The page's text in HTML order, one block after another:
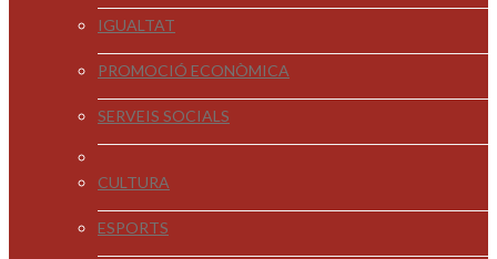
IGUALTAT
PROMOCIÓ ECONÒMICA
SERVEIS SOCIALS
CULTURA
ESPORTS